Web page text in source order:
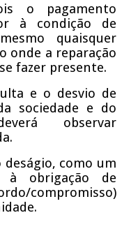
o pagamento
à condição de
quaisquer
onde a reparação
fazer presente.
e o desvio de
sociedade e do
observar
deságio, como um
à obrigação de
compromisso)